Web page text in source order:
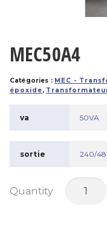
MEC50A4
Catégories : MEC -
époxide,
va 50VA
sortie 240/
Quantity
quantité